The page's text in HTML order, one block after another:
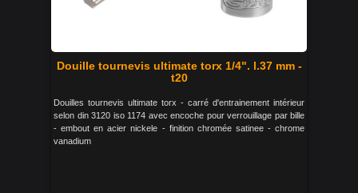
Douille tournevis ultimate torx 1/4". l.37 mm -
t20
Douilles tournevis ultimate torx - carré d'entrainement intérieur
selon din 3120 iso 1174 avec encoche pour verrouillage par bille
- embout en acier nickele - finition chromée satinee - chrome
vanadium